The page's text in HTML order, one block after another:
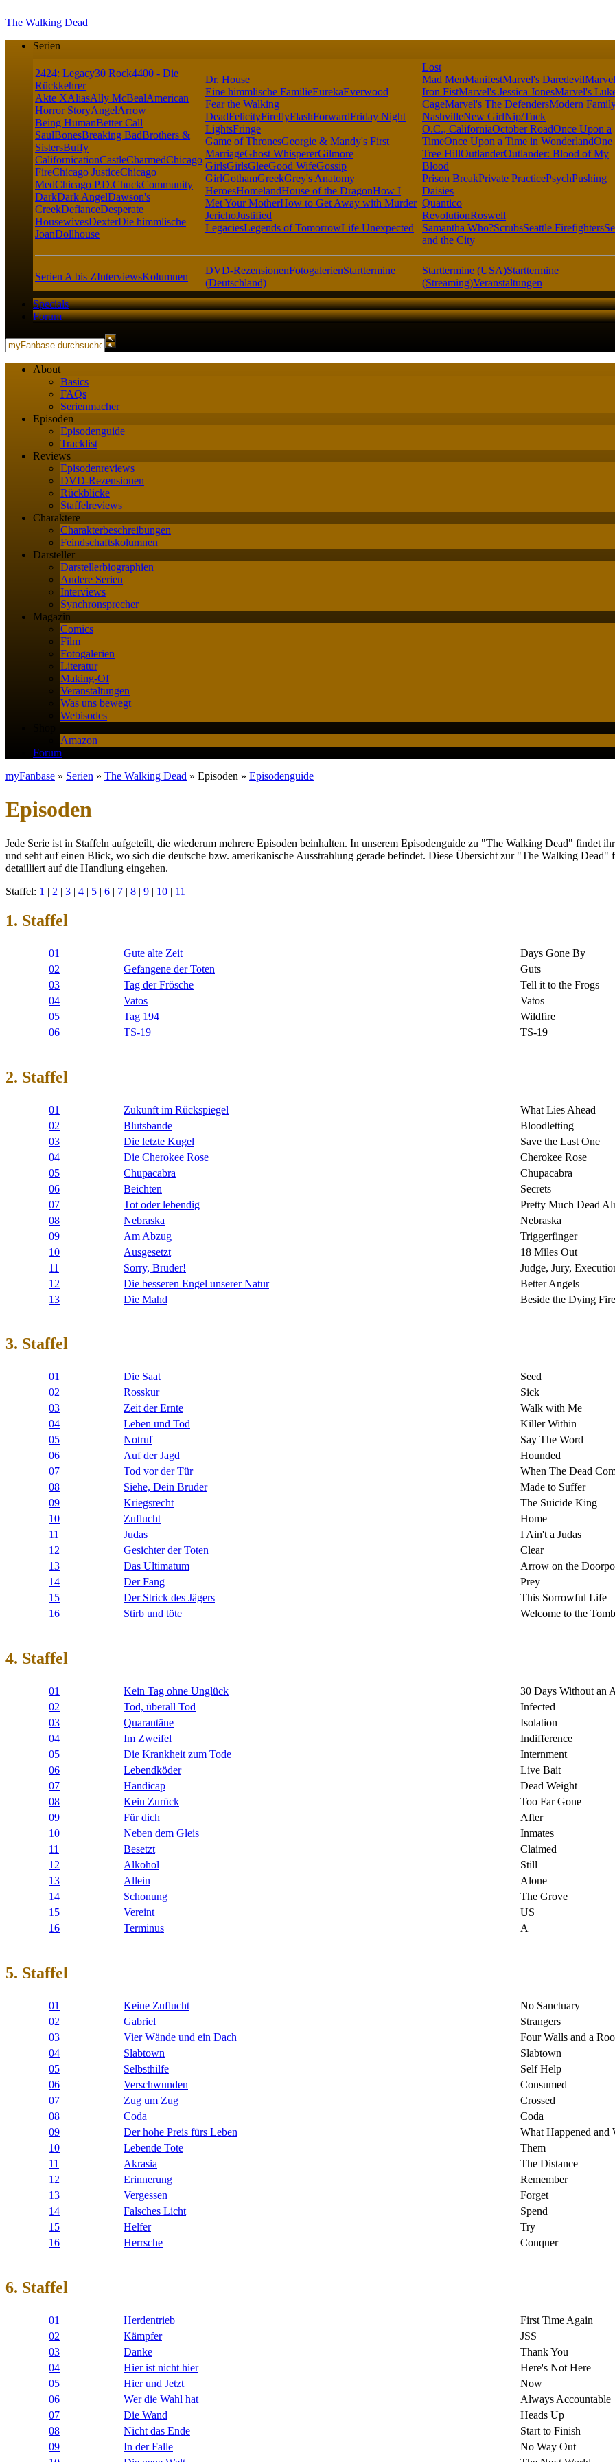
The Walking Dead
Serien
2424: Legacy30 Rock4400 - Die
Rückkehrer
Akte XAliasAlly McBealAmerican
Horror StoryAngelArrow
Being HumanBetter Call
SaulBonesBreaking BadBrothers &
SistersBuffy
CalifornicationCastleCharmedChicago
FireChicago JusticeChicago
MedChicago P.D.ChuckCommunity
DarkDark AngelDawson's
CreekDefianceDesperate
HousewivesDexterDie himmlische
JoanDollhouse
Dr. House
Eine himmlische FamilieEurekaEverwood
Fear the Walking
DeadFelicityFireflyFlashForwardFriday Night
LightsFringe
Game of ThronesGeorgie & Mandy's First
MarriageGhost WhispererGilmore
GirlsGirlsGleeGood WifeGossip
GirlGothamGreekGrey's Anatomy
HeroesHomelandHouse of the DragonHow I
Met Your MotherHow to Get Away with Murder
JerichoJustified
LegaciesLegends of TomorrowLife Unexpected
Lost
Mad MenManifestMarvel's Daredevil
Iron FistMarvel's Jessica JonesMarvel's
CageMarvel's The DefendersModern
NashvilleNew GirlNip/Tuck
O.C., CaliforniaOctober RoadOnce Upon a
TimeOnce Upon a Time in WonderlandOne
Tree HillOutlanderOutlander: Blood of My
Blood
Prison BreakPrivate PracticePsychPushing
Daisies
Quantico
RevolutionRoswell
Samantha Who?ScrubsSeattle Firefighters
and the City
Serien A bis ZInterviewsKolumnen
DVD-RezensionenFotogalerienStarttermine
(Deutschland)
Starttermine (USA)Starttermine
(Streaming)Veranstaltungen
Specials
Forum
About
Basics
FAQs
Serienmacher
Episoden
Episodenguide
Tracklist
Reviews
Episodenreviews
DVD-Rezensionen
Rückblicke
Staffelreviews
Charaktere
Charakterbeschreibungen
Feindschaftskolumnen
Darsteller
Darstellerbiographien
Andere Serien
Interviews
Synchronsprecher
Magazin
Comics
Film
Fotogalerien
Literatur
Making-Of
Veranstaltungen
Was uns bewegt
Webisodes
Amazon
Forum
myFanbase » Serien » The Walking Dead » Episoden » Episodenguide
Episoden
Jede Serie ist in Staffeln aufgeteilt, die wiederum mehrere Episoden beinhalten. In unserem Episodenguide zu "The Walking Dead" findet
und seht auf einen Blick, wo sich die deutsche bzw. amerikanische Ausstrahlung gerade befindet. Diese Übersicht zur "The Walking
detailliert auf die Handlung eingehen.
Staffel: 1 | 2 | 3 | 4 | 5 | 6 | 7 | 8 | 9 | 10 | 11
1. Staffel
01 Gute alte Zeit
Days Gone By
02
Gefangene der Toten
Guts
03
Tag der Frösche
Tell it to the Frogs
04
Vatos
Vatos
05
Tag 194
Wildfire
06
TS-19 TS-19
2. Staffel
01 Zukunft im Rückspiegel
What Lies Ahead
02
Blutsbande
Bloodletting
03
Die letzte Kugel
Save the Last One
04
Die Cherokee Rose
Cherokee Rose
05
Chupacabra
Chupacabra
06
Beichten
Secrets
07
Tot oder lebendig
Pretty Much Dead
08
Nebraska
Nebraska
09
Am Abzug
Triggerfinger
10
Ausgesetzt
18 Miles Out
11
Sorry, Bruder!
Judge, Jury,
12
Die besseren Engel unserer Natur
Better Angels
13
Die Mahd Beside the Dying Fire
3. Staffel
01 Die Saat
Seed
02
Rosskur
Sick
03
Zeit der Ernte
Walk with Me
04
Leben und Tod
Killer Within
05
Notruf
Say The Word
06
Auf der Jagd
Hounded
07
Tod vor der Tür
When The Dead
08
Siehe, Dein Bruder
Made to Suffer
09
Kriegsrecht
The Suicide King
10
Zuflucht
Home
11
Judas
I Ain't a Judas
12
Gesichter der Toten
Clear
13
Das Ultimatum
Arrow on the
14
Der Fang
Prey
15
Der Strick des Jägers
This Sorrowful Life
16
Stirb und töte Welcome to the
4. Staffel
01 Kein Tag ohne Unglück
30 Days Without an
02
Tod, überall Tod
Infected
03
Quarantäne
Isolation
04
Im Zweifel
Indifference
05
Die Krankheit zum Tode
Internment
06
Lebendköder
Live Bait
07
Handicap
Dead Weight
08
Kein Zurück
Too Far Gone
09
Für dich
After
10
Neben dem Gleis
Inmates
11
Besetzt
Claimed
12
Alkohol
Still
13
Allein
Alone
14
Schonung
The Grove
15
Vereint
US
16
Terminus A
5. Staffel
01 Keine Zuflucht
No Sanctuary
02
Gabriel
Strangers
03
Vier Wände und ein Dach
Four Walls and a
04
Slabtown
Slabtown
05
Selbsthilfe
Self Help
06
Verschwunden
Consumed
07
Zug um Zug
Crossed
08
Coda
Coda
09
Der hohe Preis fürs Leben
What Happened and
10
Lebende Tote
Them
11
Akrasia
The Distance
12
Erinnerung
Remember
13
Vergessen
Forget
14
Falsches Licht
Spend
15
Helfer
Try
16
Herrsche Conquer
6. Staffel
01 Herdentrieb
First Time Again
02
Kämpfer
JSS
03
Danke
Thank You
04
Hier ist nicht hier
Here's Not Here
05
Hier und Jetzt
Now
06
Wer die Wahl hat
Always Accountable
07
Die Wand
Heads Up
08
Nicht das Ende
Start to Finish
09
In der Falle
No Way Out